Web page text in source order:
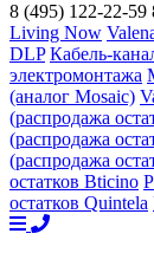
8 (495) 122-22-59
Living Now
DLP Кабель-
электромонтажа
(аналог Mosaic)
(распродажа
(распродажа
(распродажа
остатков Bticino
остатков Quintela